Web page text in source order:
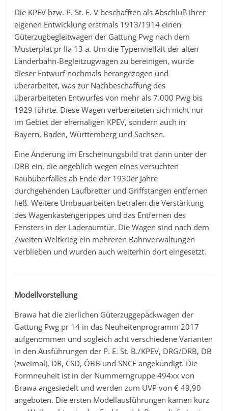
Die KPEV bzw. P. St. E. V beschafften als Abschluß ihrer
eigenen Entwicklung erstmals 1913/1914 einen
Güterzugbegleitwagen der Gattung Pwg nach dem
Musterplat pr IIa 13 a. Um die Typenvielfalt der alten
Länderbahn-Begleitzugwagen zu bereinigen, wurde
dieser Entwurf nochmals herangezogen und
überarbeitet, was zur Nachbeschaffung des
überarbeiteten Entwurfes von mehr als 7.000 Pwg bis
1929 führte. Diese Wagen verbereiteten sich nicht nur
im Gebiet der ehemaligen KPEV, sondern auch in
Bayern, Baden, Württemberg und Sachsen.
Eine Änderung im Erscheinungsbild trat dann unter der
DRB ein, die angeblich wegen eines versuchten
Raubüberfalles ab Ende der 1930er Jahre
durchgehenden Laufbretter und Griffstangen entfernen
ließ. Weitere Umbauarbeiten betrafen die Verstärkung
des Wagenkastengerippes und das Entfernen des
Fensters in der Laderaumtür. Die Wagen sind nach dem
Zweiten Weltkrieg ein mehreren Bahnverwaltungen
verblieben und wurden auch weiterhin dort eingesetzt.
Modellvorstellung
Brawa hat die zierlichen Güterzuggepäckwagen der
Gattung Pwg pr 14 in das Neuheitenprogramm 2017
aufgenommen und sogleich acht verschiedene Varianten
in den Ausführungen der P. E. St. B./KPEV, DRG/DRB, DB
(zweimal), DR, CSD, ÖBB und SNCF angekündigt. Die
Formneuheit ist in der Nummerngruppe 494xx von
Brawa angesiedelt und werden zum UVP von € 49,90
angeboten. Die ersten Modellausführungen kamen kurz